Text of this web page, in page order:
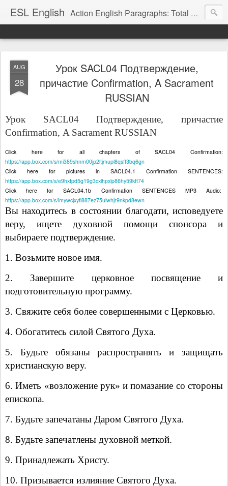
ESL English Action English Paragraphs: Total Physical Response (TPR) Paragraphs for the High School and Adult Language Student
AUG
28
Урок SACL04 Подтверждение,
причастие Confirmation, A Sacrament
RUSSIAN
Урок SACL04 Подтверждение, причастие
Confirmation, A Sacrament RUSSIAN
Click here for all chapters of SACL04 Confirmation:
https://app.box.com/s/mi389shnm00jp2ltjmupl8qsft3bq6gn
Click here for pictures in SACL04.1 Confirmation SENTENCES:
https://app.box.com/s/e9hxtpd5g19g3cxlhpxlp86hy59kft74
Click here for SACL04.1b Confirmation SENTENCES MP3 Audio:
https://app.box.com/s/imywcjxyfl887ez75ulwhjr9nkpd8ewn
Вы находитесь в состоянии благодати, исповедуете
веру, ищете духовной помощи спонсора и
выбираете подтверждение.
1. Возьмите новое имя.
2. Завершите церковное посвящение и
подготовительную программу.
3. Свяжите себя более совершенными с Церковью.
4. Обогатитесь силой Святого Духа.
5. Будьте обязаны распространять и защищать
христианскую веру.
6. Иметь «возложение рук» и помазание со стороны
епископа.
7. Будьте запечатаны Даром Святого Духа.
8. Будьте запечатлены духовной меткой.
9. Принадлежать Христу.
10. Призывается излияние Святого Духа.